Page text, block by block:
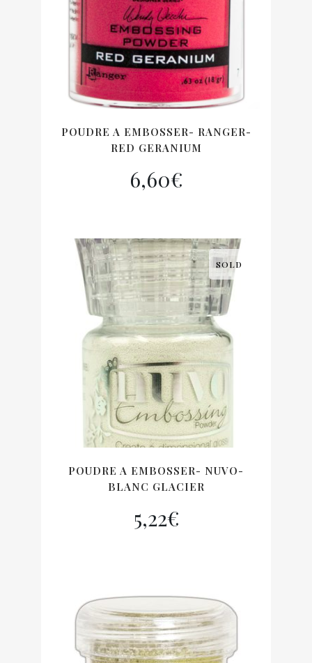
POUDRE A EMBOSSER- RANGER-
RED GERANIUM
6,60€
SOLD
POUDRE A EMBOSSER- NUVO-
BLANC GLACIER
5,22€